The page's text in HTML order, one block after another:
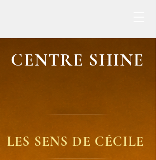
CENTRE SHINE
LES SENS DE CÉCILE